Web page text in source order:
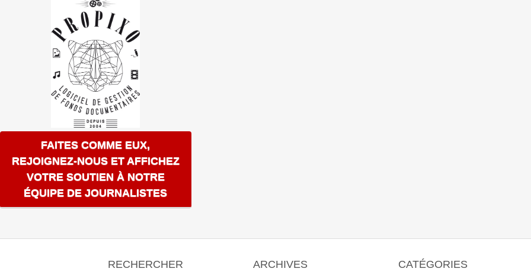
FAITES COMME EUX,
REJOIGNEZ-NOUS ET AFFICHEZ
VOTRE SOUTIEN À NOTRE
ÉQUIPE DE JOURNALISTES
RECHERCHER ARCHIVES CATÉGORIES